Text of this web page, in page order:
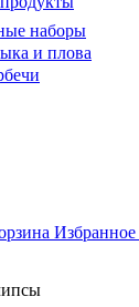
наборы
и плова
Избранное